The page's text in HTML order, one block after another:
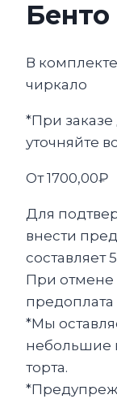
В
чиркало
*При
уточняйте
От1700,00₽
Для
внести
составляет
При отмене
предоплата
*Мы
небольшие
торта.